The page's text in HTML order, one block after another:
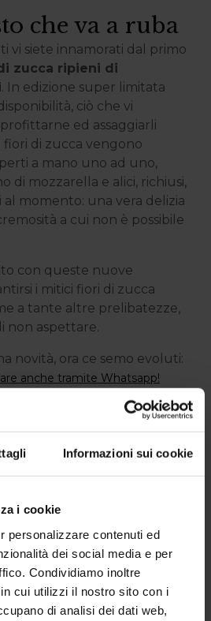
Informazioni sui cookie
i cookie
personalizzare contenuti ed
dei social media e per
Condividiamo inoltre
cui utilizzi il nostro sito con i
di analisi dei dati web,
che va a ruba
vi siete innamorati dal primo
zucca ripieni di
. In edizione super limitata
ciò che vi
ed assaggiarli
di zucca vengono
a mano uno ad uno,
di mozzarella e alici, richiusi,
momento: una vera delizia
a cui non è possibile
con queste nuove
i mitici fiori di zucca
a tante altre prelibatezze,
non aspettare.
novità, ora ce semo evoluti:
anche tramite Whatsapp!